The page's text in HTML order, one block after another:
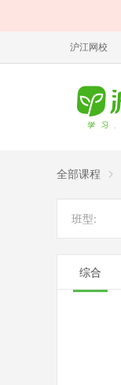
沪江网校
全部课程
班型:
综合